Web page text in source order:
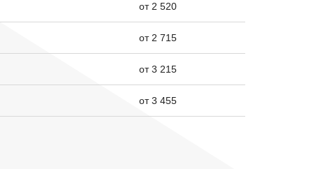
от 2 520
от 2 715
от 3 215
от 3 455